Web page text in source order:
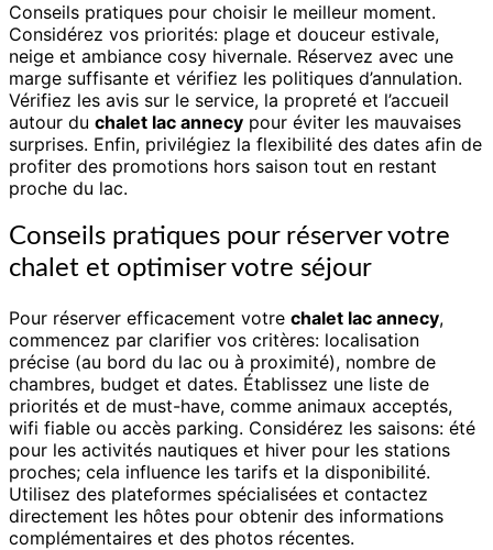
Conseils pratiques pour choisir le meilleur moment.
Considérez vos priorités: plage et douceur estivale,
neige et ambiance cosy hivernale. Réservez avec une
marge suffisante et vérifiez les politiques d’annulation.
Vérifiez les avis sur le service, la propreté et l’accueil
autour du chalet lac annecy pour éviter les mauvaises
surprises. Enfin, privilégiez la flexibilité des dates afin de
profiter des promotions hors saison tout en restant
proche du lac.
Conseils pratiques pour réserver votre
chalet et optimiser votre séjour
Pour réserver efficacement votre chalet lac annecy,
commencez par clarifier vos critères: localisation
précise (au bord du lac ou à proximité), nombre de
chambres, budget et dates. Établissez une liste de
priorités et de must-have, comme animaux acceptés,
wifi fiable ou accès parking. Considérez les saisons: été
pour les activités nautiques et hiver pour les stations
proches; cela influence les tarifs et la disponibilité.
Utilisez des plateformes spécialisées et contactez
directement les hôtes pour obtenir des informations
complémentaires et des photos récentes.